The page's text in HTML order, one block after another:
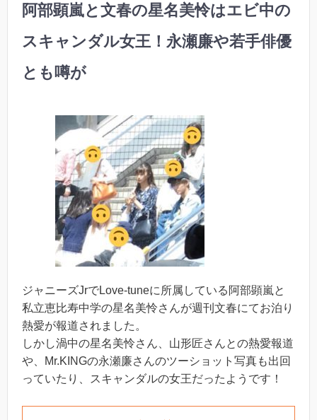
阿部顕嵐と文春の星名美怜はエビ中の
スキャンダル女王！永瀬廉や若手俳優
とも噂が
ジャニーズJrでLove-tuneに所属している阿部顕嵐と
私立恵比寿中学の星名美怜さんが週刊文春にてお泊り
熱愛が報道されました。
しかし渦中の星名美怜さん、山形匠さんとの熱愛報道
や、Mr.KINGの永瀬廉さんのツーショット写真も出回
っていたり、スキャンダルの女王だったようです！